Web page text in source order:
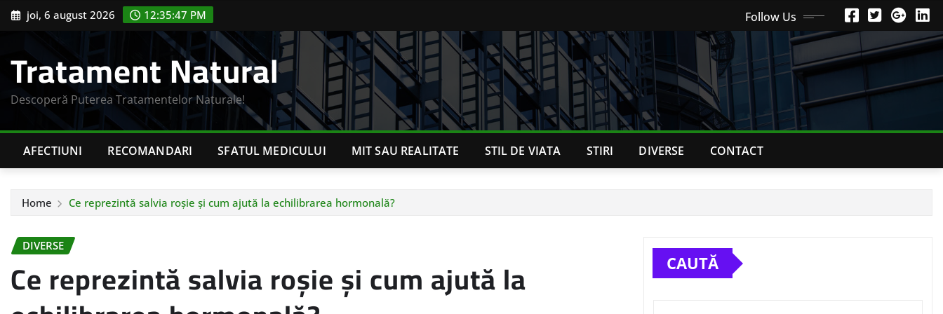
Skip joi, 6 august 2026 12:35:48 PM Follow Us
Tratament Natural
Descoperă Puterea Tratamentelor Naturale!
AFECTIUNI RECOMANDARI SFATUL MEDICULUI MIT SAU REALITATE STIL DE VIATA STIRI DIVERSE CONTACT
Home Ce reprezintă salvia roșie și cum ajută la echilibrarea hormonală?
DIVERSE
Ce reprezintă salvia roșie și cum ajută la CAUTĂ